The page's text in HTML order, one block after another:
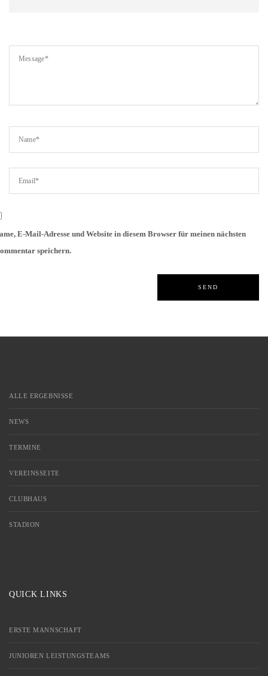
E-Mail-Adresse und Website in diesem Browser für meinen nächsten
speichern.
ALLE ERGEBNISSE
NEWS
TERMINE
VEREINSSEITE
CLUBHAUS
STADION
QUICK LINKS
ERSTE MANNSCHAFT
JUNIOREN LEISTUNGSTEAMS